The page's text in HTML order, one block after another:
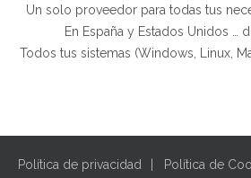
Un solo proveedor para todas tus
En España y Estados Unidos …
Todos tus sistemas (Windows, Linux,
Política de privacidad Política de